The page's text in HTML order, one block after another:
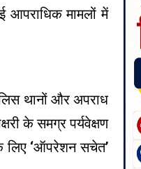
मामलों में
थानों और अपराध
के समग्र पर्यवेक्षण
लिए ‘ऑपरेशन सचेत’